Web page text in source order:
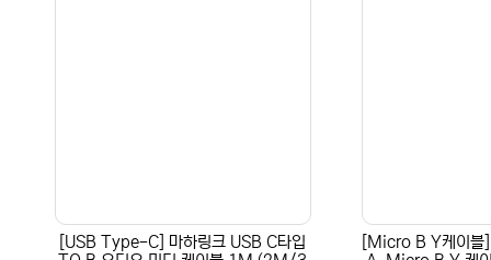
[USB Type-C] 마하링크 USB C타입
[Micro B Y케이블